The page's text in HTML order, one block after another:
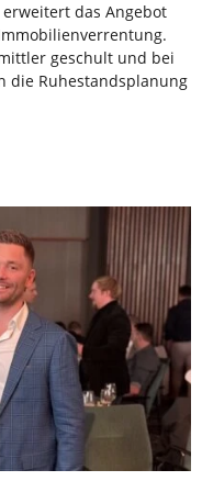
erweitert das Angebot
geschult und bei
die Ruhestandsplanung